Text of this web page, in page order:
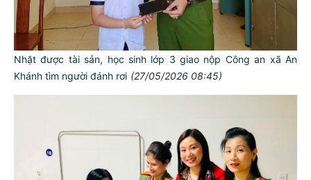
Nhặt được tài sản, học sinh lớp 3 giao nộp Công an xã An
Khánh tìm người đánh rơi (27/05/2026 08:45)